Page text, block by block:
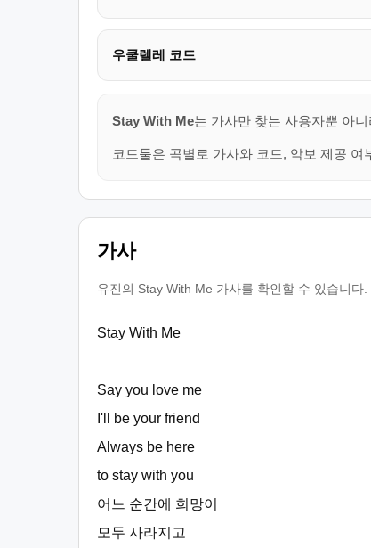
우쿨렐레 코드
Stay With Me는 가사만 찾는 사용자뿐 아
코드툴은 곡별로 가사와 코드, 악보 제공
가사
유진의 Stay With Me 가사를 확인할 수 있습니
Stay With Me
Say you love me
I'll be your friend
Always be here
to stay with you
어느 순간에 희망이
모두 사라지고